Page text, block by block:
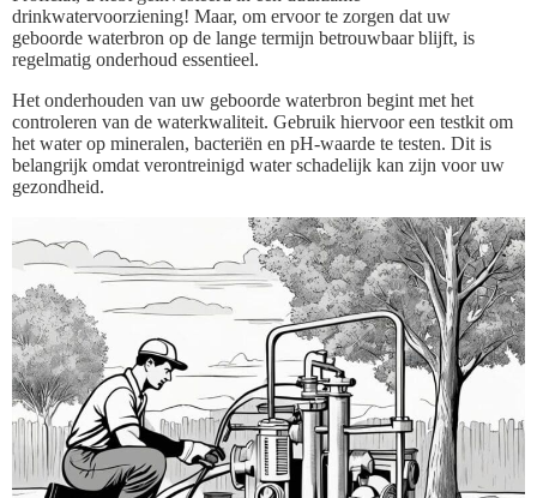
drinkwatervoorziening! Maar, om ervoor te zorgen dat uw
geboorde waterbron op de lange termijn betrouwbaar blijft, is
regelmatig onderhoud essentieel.
Het onderhouden van uw geboorde waterbron begint met het
controleren van de waterkwaliteit. Gebruik hiervoor een testkit om
het water op mineralen, bacteriën en pH-waarde te testen. Dit is
belangrijk omdat verontreinigd water schadelijk kan zijn voor uw
gezondheid.